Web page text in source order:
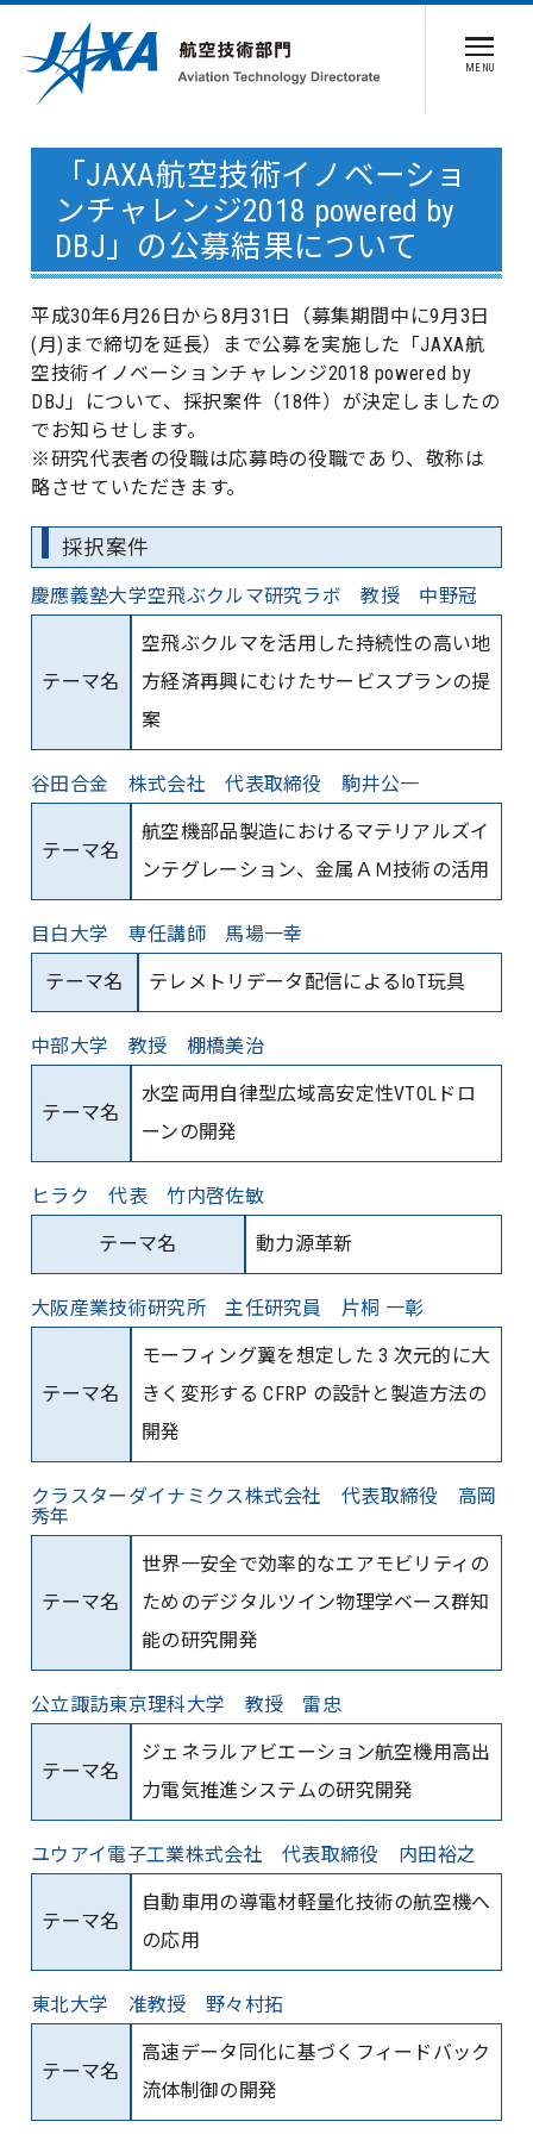
MENU
「JAXA航空技術イノベーショ
ンチャレンジ2018 powered by
DBJ」の公募結果について
平成30年6月26日から8月31日（募集期間中に9月3日
(月)まで締切を延長）まで公募を実施した「JAXA航
空技術イノベーションチャレンジ2018 powered by
DBJ」について、採択案件（18件）が決定しましたの
でお知らせします。
※研究代表者の役職は応募時の役職であり、敬称は
略させていただきます。
採択案件
慶應義塾大学空飛ぶクルマ研究ラボ 教授 中野冠
テーマ名
空飛ぶクルマを活用した持続性の高い地
方経済再興にむけたサービスプランの提
案
谷田合金 株式会社 代表取締役 駒井公一
テーマ名
航空機部品製造におけるマテリアルズイ
ンテグレーション、金属ＡＭ技術の活用
目白大学 専任講師 馬場一幸
テーマ名 テレメトリデータ配信によるIoT玩具
中部大学 教授 棚橋美治
テーマ名
水空両用自律型広域高安定性VTOLドロ
ーンの開発
ヒラク 代表 竹内啓佐敏
テーマ名 動力源革新
大阪産業技術研究所 主任研究員 片桐 一彰
テーマ名
モーフィング翼を想定した 3 次元的に大
きく変形する CFRP の設計と製造方法の
開発
クラスターダイナミクス株式会社 代表取締役 高岡
秀年
テーマ名
世界一安全で効率的なエアモビリティの
ためのデジタルツイン物理学ベース群知
能の研究開発
公立諏訪東京理科大学 教授 雷忠
テーマ名
ジェネラルアビエーション航空機用高出
力電気推進システムの研究開発
ユウアイ電子工業株式会社 代表取締役 内田裕之
テーマ名
自動車用の導電材軽量化技術の航空機へ
の応用
東北大学 准教授 野々村拓
テーマ名
高速データ同化に基づくフィードバック
流体制御の開発